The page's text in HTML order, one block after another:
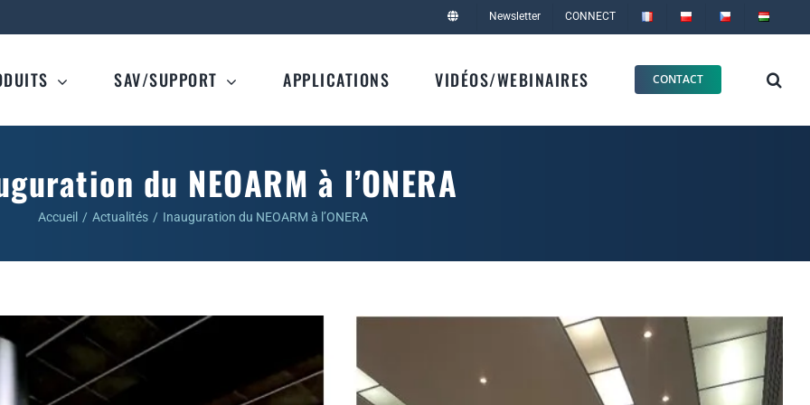
Newsletter CONNECT
SAV/SUPPORT APPLICATIONS VIDÉOS/WEBINAIRES CONTACT
du NEOARM à l’ONERA
Accueil Actualités Inauguration du NEOARM à l’ONERA